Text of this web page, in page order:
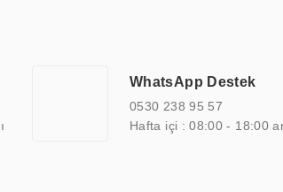
standartlarda kalite belgelerine ve
Teknoloji, özel çözümleri ile iş
WhatsApp Destek
0530 238 95 57
Hafta içi : 08:00 - 18:00